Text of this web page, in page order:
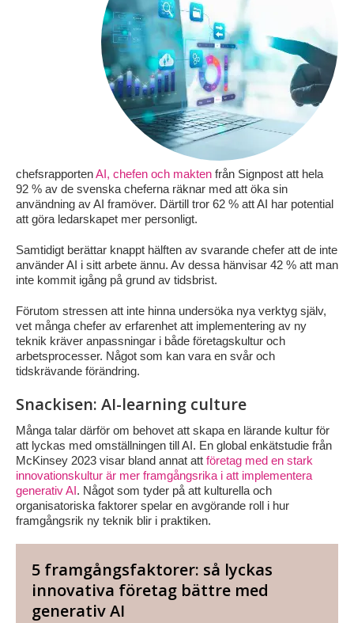
chefsrapportenAI, chefen och makten från Signpost att hela
92 % av de svenska cheferna räknar med att öka sin
användning av AI framöver. Därtill tror 62 % att AI har potential
att göra ledarskapet mer personligt.
Samtidigt berättar knappt hälften av svarande chefer att de inte
använder AI i sitt arbete ännu. Av dessa hänvisar 42 % att man
inte kommit igång på grund av tidsbrist.
Förutom stressen att inte hinna undersöka nya verktyg själv,
vet många chefer av erfarenhet att implementering av ny
teknik kräver anpassningar i både företagskultur och
arbetsprocesser. Något som kan vara en svår och
tidskrävande förändring.
Snackisen: AI-learning culture
Många talar därför om behovet att skapa en lärande kultur för
att lyckas med omställningen till AI. En global enkätstudie från
McKinsey 2023 visar bland annat att företag med en stark
innovationskultur är mer framgångsrika i att implementera
generativ AI. Något som tyder på att kulturella och
organisatoriska faktorer spelar en avgörande roll i hur
framgångsrik ny teknik blir i praktiken.
5 framgångsfaktorer: så lyckas
innovativa företag bättre med
generativ AI